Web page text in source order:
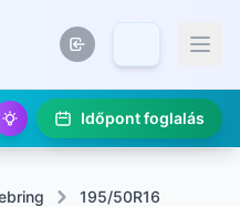
Időpont foglalás
195/50R16